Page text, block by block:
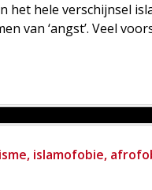
het hele verschijnsel
van ‘angst’. Veel
islamofobie,